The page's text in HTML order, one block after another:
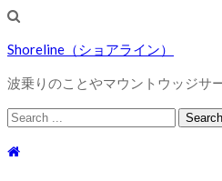
Shoreline（ショアライン）
波乗りのことやマウントウッジサ
Search